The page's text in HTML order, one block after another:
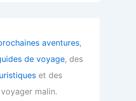
aventures,
de voyage, des
et des
malin.